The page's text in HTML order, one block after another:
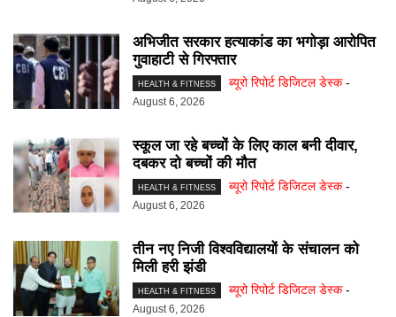
अभिजीत सरकार हत्याकांड का भगोड़ा आरोपित
गुवाहाटी से गिरफ्तार
HEALTH & FITNESS ब्यूरो रिपोर्ट डिजिटल डेस्क -
August 6, 2026
स्कूल जा रहे बच्चों के लिए काल बनी दीवार,
दबकर दो बच्चों की मौत
HEALTH & FITNESS ब्यूरो रिपोर्ट डिजिटल डेस्क -
August 6, 2026
तीन नए निजी विश्वविद्यालयों के संचालन को
मिली हरी झंडी
HEALTH & FITNESS ब्यूरो रिपोर्ट डिजिटल डेस्क -
August 6, 2026